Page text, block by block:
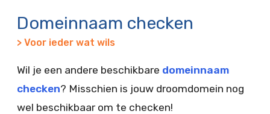
Domeinnaam checken
> Voor ieder wat wils
Wil je een andere beschikbare domeinnaam
checken? Misschien is jouw droomdomein nog
wel beschikbaar om te checken!